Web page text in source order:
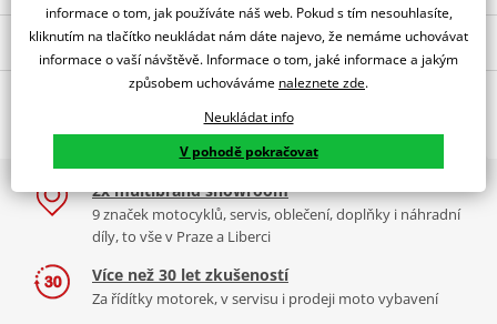
Popis a parametry
Jsme autorizovaný
dealer značky PUIG
TOURING SCREEN YAMAHA FJR1300A/AS 06-12 C/BLUE
Tabulka velikostí
Jak se změřit
Co když mi to nebude
PUIG byl založen v roce 1964 ve Španělsku. Vyrábí se ve městě
Granollers poblíž Barcelony na ploše 8 000 m² v objektu, který se
dělí na 3 části: komerční, odlitkovou a kovových součástek. Již 40
let se účastní nejslavnějších závodů motocyklů po celém světě. V
naší nabídce naleznete doplňky a příslušenství například: plexi,
padací protektory a mnoho dalšího.
2x multibrand showroom
9 značek motocyklů, servis, oblečení, doplňky i náhradní
díly, to vše v Praze a Liberci
Více než 30 let zkušeností
Za řídítky motorek, v servisu i prodeji moto vybavení
informace o tom, jak používáte náš web. Pokud s tím nesouhlasíte,
kliknutím na tlačítko neukládat nám dáte najevo, že nemáme uchovávat
informace o vaší návštěvě. Informace o tom, jaké informace a jakým
způsobem uchováváme naleznete zde.
Neukládat info
V pohodě pokračovat